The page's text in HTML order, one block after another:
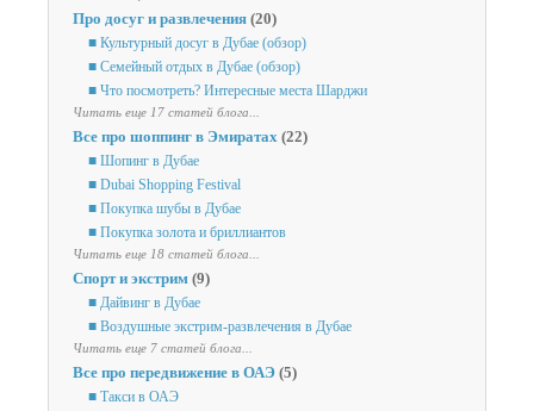
Про досуг и развлечения (20)
■ Культурный досуг в Дубае (обзор)
■ Семейный отдых в Дубае (обзор)
■ Что посмотреть? Интересные места Шарджи
Читать еще 17 статей блога...
Все про шоппинг в Эмиратах (22)
■ Шопинг в Дубае
■ Dubai Shopping Festival
■ Покупка шубы в Дубае
■ Покупка золота и бриллиантов
Читать еще 18 статей блога...
Спорт и экстрим (9)
■ Дайвинг в Дубае
■ Воздушные экстрим-развлечения в Дубае
Читать еще 7 статей блога...
Все про передвижение в ОАЭ (5)
■ Такси в ОАЭ